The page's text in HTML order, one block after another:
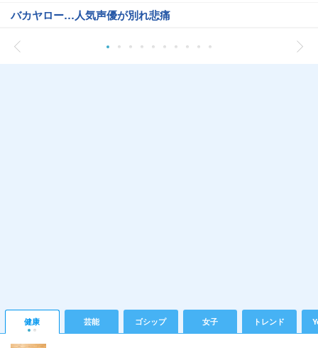
バカヤロー…人気声優が別れ悲痛
健康 芸能 ゴシップ 女子 トレンド